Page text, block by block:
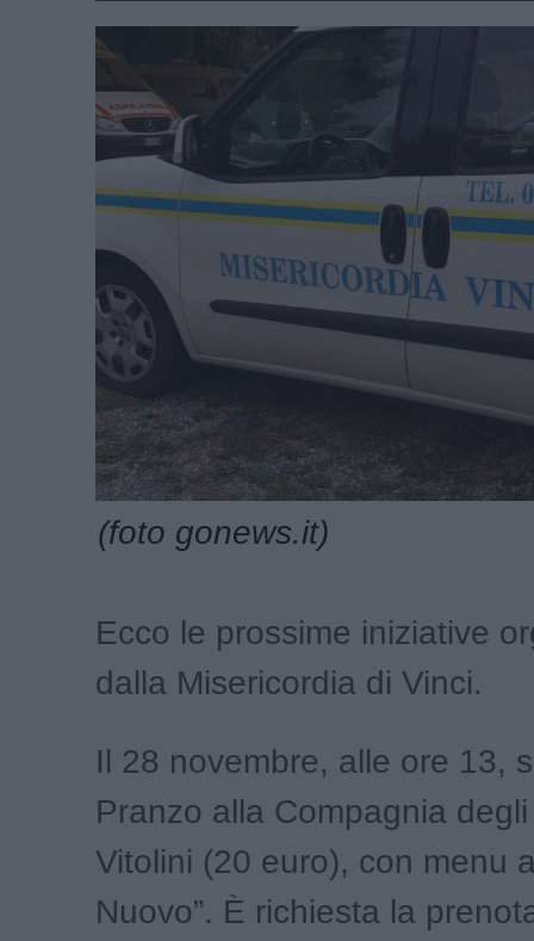
(foto gonews.it)
Ecco le prossime iniziative
dalla Misericordia di Vinci.
Il 28 novembre, alle ore 13,
Pranzo alla Compagnia
Vitolini (20 euro), con menu
Nuovo”. È richiesta la